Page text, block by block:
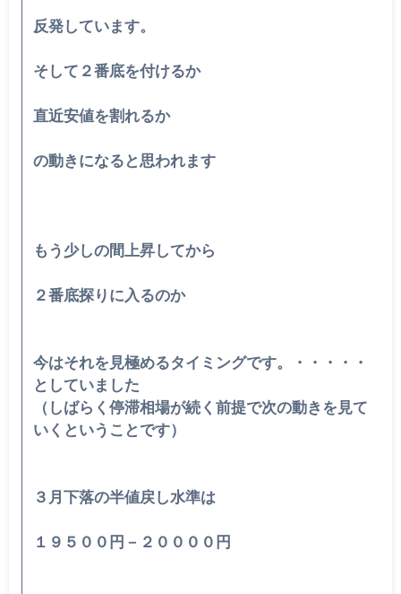
反発しています。
そして２番底を付けるか
直近安値を割れるか
の動きになると思われます
もう少しの間上昇してから
２番底探りに入るのか
今はそれを見極めるタイミングです。・・・・・
としていました
（しばらく停滞相場が続く前提で次の動きを見て
いくということです）
３月下落の半値戻し水準は
１９５００円－２００００円